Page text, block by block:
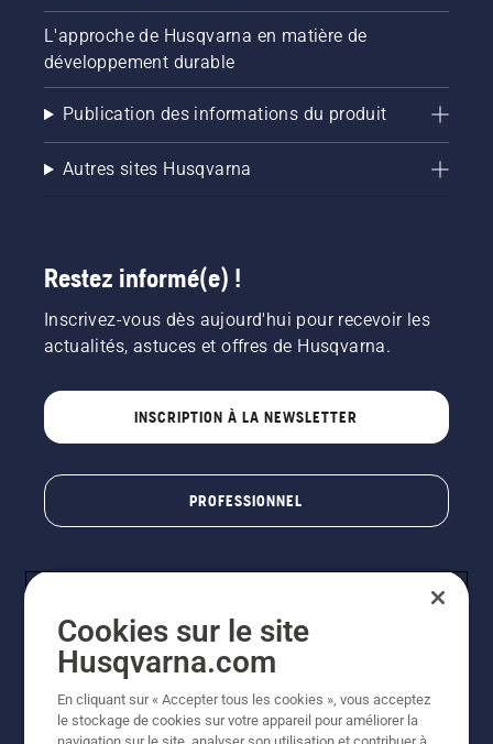
savE.
L'approche de Husqvarna en matière de
développement durable
Publication des informations du produit
Autres sites Husqvarna
Restez informé(e) !
Inscrivez-vous dès aujourd'hui pour recevoir les
actualités, astuces et offres de Husqvarna.
INSCRIPTION À LA NEWSLETTER
PROFESSIONNEL
© Husqvarna AB (publ). Tous droits réservés. Les prix
Cookies sur le site
Husqvarna.com
En cliquant sur « Accepter tous les cookies », vous acceptez
le stockage de cookies sur votre appareil pour améliorer la